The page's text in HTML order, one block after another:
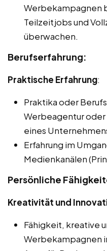
Werbekampagnen
Teilzeitjobs und
überwachen.
Berufserfahrung:
Praktische Erfahrung:
Praktika oder
Werbeagentur
eines
Erfahrung im
Medienkanälen
Persönliche
Kreativität und
Fähigkeit, kreative
Werbekampagnen